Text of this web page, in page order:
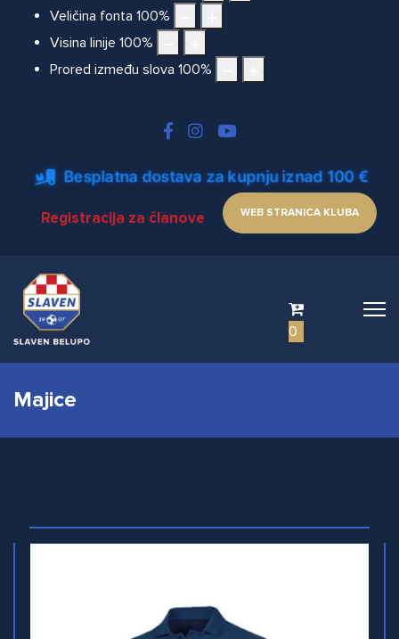
Veličina fonta 100%
Visina linije 100%
Prored između slova 100%
Besplatna dostava za kupnju iznad 100 €
Registracija za članove WEB STRANICA KLUBA
0
Majice